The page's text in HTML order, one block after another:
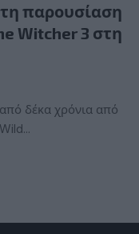
παρουσίαση
Witcher 3 στη
δέκα χρόνια από